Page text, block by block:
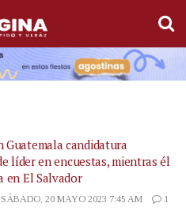
Guatemala candidatura
líder en encuestas, mientras él
en El Salvador
20 MAYO 2023 7:45 AM 1